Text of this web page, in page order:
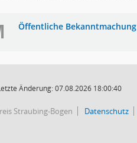
Öffentliche Bekanntmachung
Änderung: 07.08.2026 18:00:40
Straubing-Bogen Datenschutz